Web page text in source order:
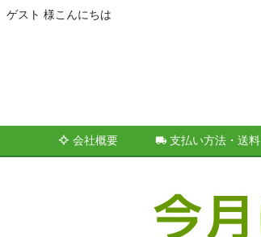
ゲスト 様こんにちは
会社概要 支払い方法・送料